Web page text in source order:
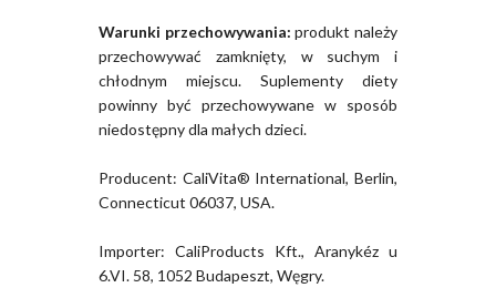
Warunki przechowywania: produkt należy
przechowywać zamknięty, w suchym i
chłodnym miejscu. Suplementy diety
powinny być przechowywane w sposób
niedostępny dla małych dzieci.
Producent: CaliVita® International, Berlin,
Connecticut 06037, USA.
Importer: CaliProducts Kft., Aranykéz u
6.VI. 58, 1052 Budapeszt, Węgry.